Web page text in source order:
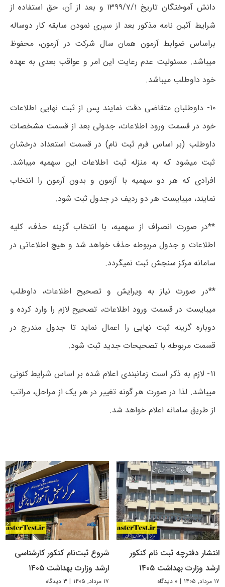
دانش آموختگان تاریخ ۱۳۹۹/۷/۱ و بعد از آن، حق استفاده از
شرایط آئین نامه مذکور بعد از سپری نمودن سابقه کار دوساله
براساس ضوابط آزمون همان سال شرکت در آزمون، محفوظ
میباشد. مسئولیت‌ عدم رعایت این امر و عواقب بعدی به عهده
خود داوطلب میباشد.
۱۰- داوطلبان متقاضی دقت نمایند پس از ثبت نهایی اطلاعات
خود در قسمت ورود اطلاعات، جدولی بعد از قسمت مشخصات
داوطلب (بر اساس فرم ثبت نام) در قسمت استعداد درخشان
ثبت میشود که به منزله ثبت اطلاعات این سهمیه میباشد.
افرادی که هر دو سهمیه با آزمون و بدون آزمون را انتخاب
نمایند، میبایست هر دو ردیف در جدول ثبت شود.
**در صورت انصراف از سهمیه، با انتخاب گزینه حذف، کلیه
اطلاعات و جدول مربوطه حذف خواهد شد و هیچ اطلاعاتی در
سامانه مرکز سنجش ثبت نمیگردد.
**در صورت نیاز به ویرایش و تصحیح اطلاعات، داوطلب
میبایست در قسمت ورود اطلاعات، تصحیح لازم را وارد کرده و
دوباره گزینه ثبت نهایی را اعمال نماید تا جدول مندرج در
قسمت مربوطه با تصحیحات جدید ثبت شود.
۱۱- لازم به ذکر است زمانبندی اعلام شده بر اساس شرایط کنونی
میباشد. لذا در صورت هر گونه تغییر در هر یک از مراحل، مراتب
از طریق سامانه اعلام خواهد شد.
انتشار دفترچه ثبت نام کنکور
ارشد وزارت بهداشت ۱۴۰۵
۱۷ مرداد, ۱۴۰۵ | ۰ دیدگاه
شروع ثبت‌نام کنکور کارشناسی
ارشد وزارت بهداشت ۱۴۰۵
۱۷ مرداد, ۱۴۰۵ | ۳ دیدگاه